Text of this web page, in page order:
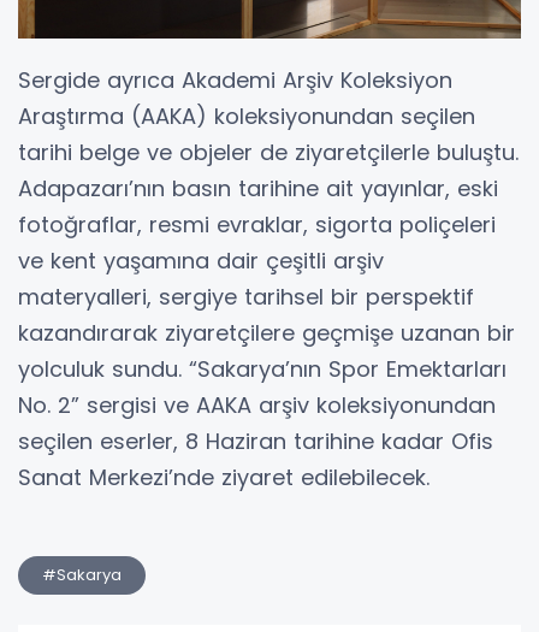
Sergide ayrıca Akademi Arşiv Koleksiyon
Araştırma (AAKA) koleksiyonundan seçilen
tarihi belge ve objeler de ziyaretçilerle buluştu.
Adapazarı’nın basın tarihine ait yayınlar, eski
fotoğraflar, resmi evraklar, sigorta poliçeleri
ve kent yaşamına dair çeşitli arşiv
materyalleri, sergiye tarihsel bir perspektif
kazandırarak ziyaretçilere geçmişe uzanan bir
yolculuk sundu. “Sakarya’nın Spor Emektarları
No. 2” sergisi ve AAKA arşiv koleksiyonundan
seçilen eserler, 8 Haziran tarihine kadar Ofis
Sanat Merkezi’nde ziyaret edilebilecek.
#Sakarya